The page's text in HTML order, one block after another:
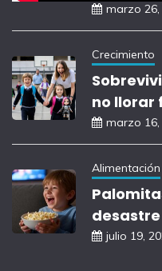
marzo 26,
Crecimiento
no llorar
marzo 16,
Alimentación
julio 19,